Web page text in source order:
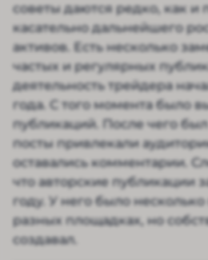
советы даются редко, как и
касательно дальнейшего
активов. Есть несколько
частых и регулярных
деятельность трейдера
года. С того момента было
публикаций. После чего
посты привлекали
оставались комментарии.
что авторские публикации
году. У него было
разных площадках, но
создавал.